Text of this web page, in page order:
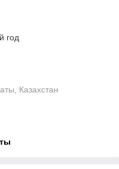
год
Казахстан